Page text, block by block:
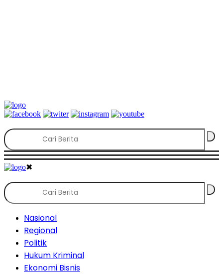
✖
Nasional
Regional
Politik
Hukum Kriminal
Ekonomi Bisnis